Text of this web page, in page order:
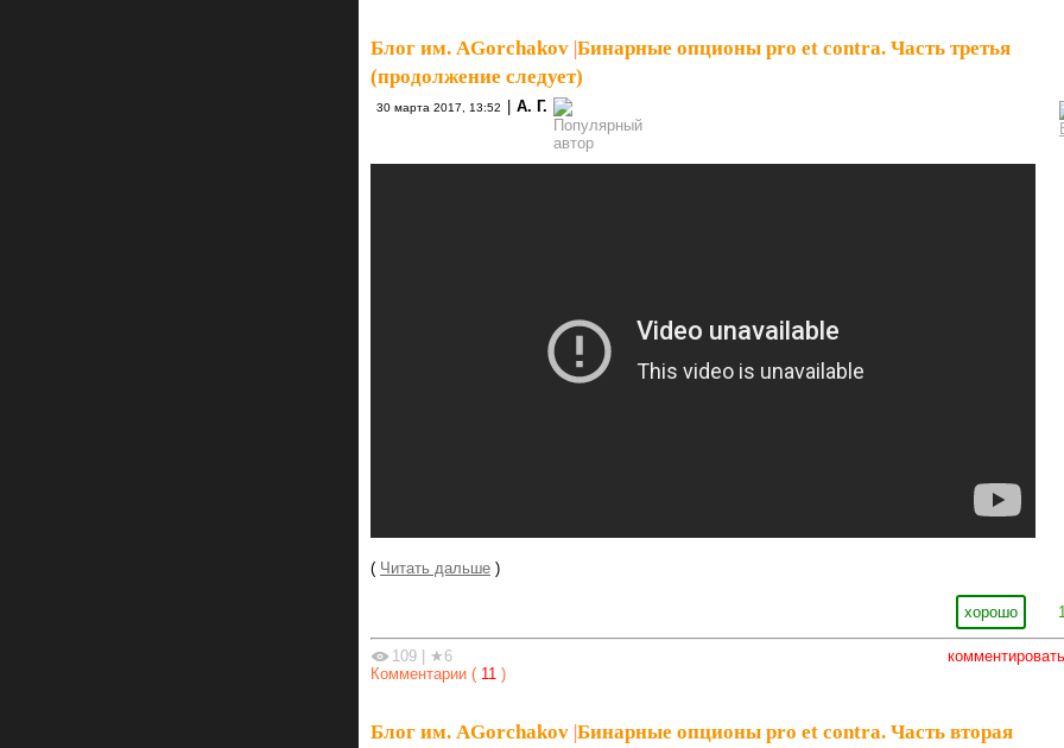
Блог им. AGorchakov |Бинарные опционы pro et contra. Часть третья
(продолжение следует)
30 марта 2017, 13:52 А. Г.
( Читать дальше )
хорошо
комментировать
109
★6
Комментарии ( 11 )
Блог им. AGorchakov Бинарные опционы pro et contra. Часть вторая